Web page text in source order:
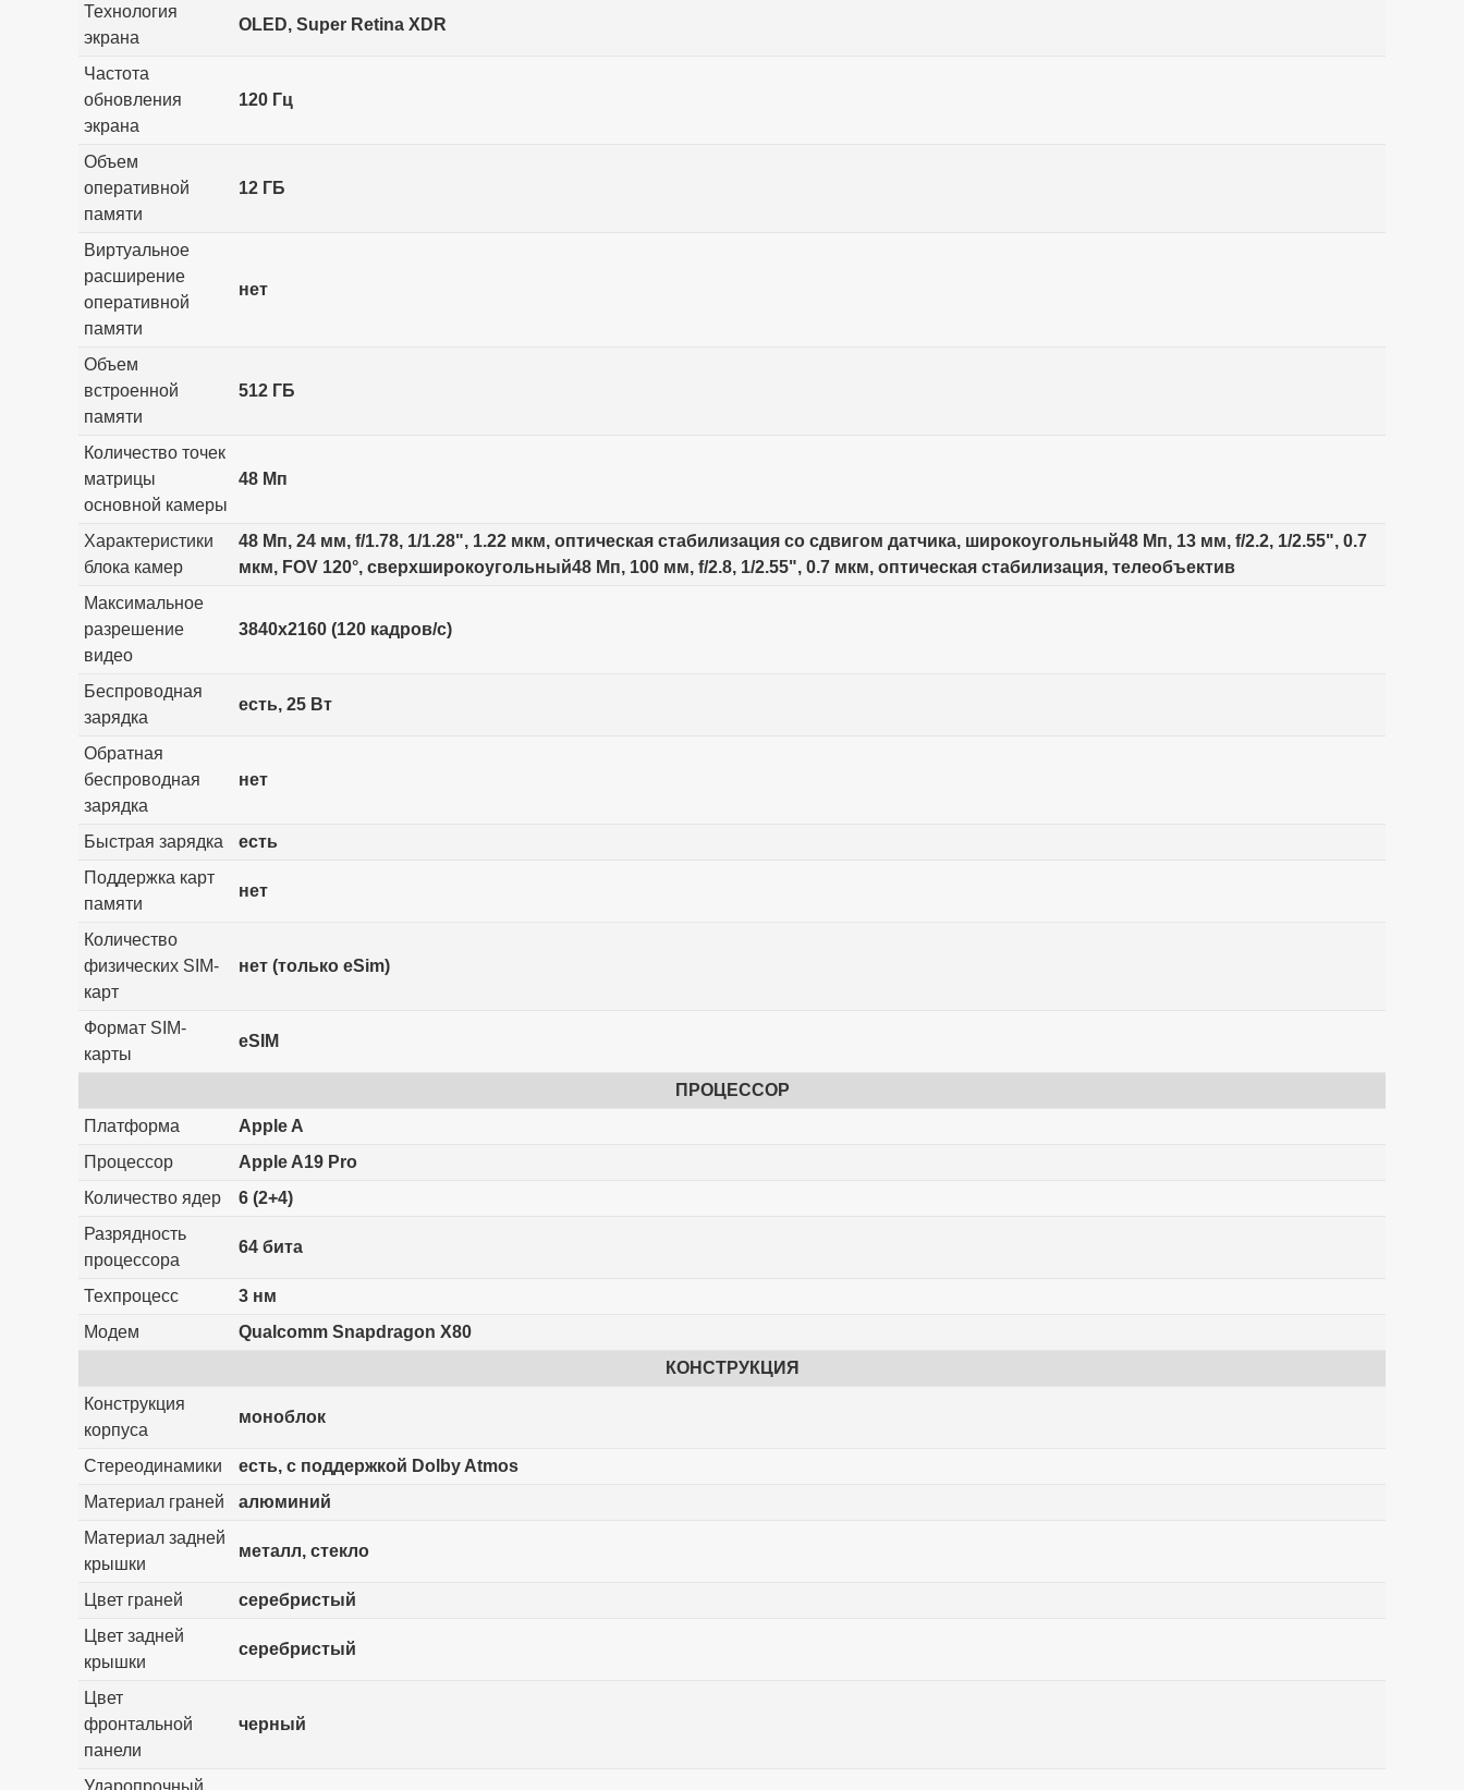
Технология
экрана
OLED, Super Retina XDR
Частота
обновления
экрана
120 Гц
Объем
оперативной
памяти
12 ГБ
Виртуальное
расширение
оперативной
памяти
нет
Объем
встроенной
памяти
512 ГБ
Количество точек
матрицы
основной камеры
48 Мп
Характеристики
блока камер
48 Мп, 24 мм, f/1.78, 1/1.28", 1.22 мкм, оптическая стабилизация со сдвигом датчика, широкоугольный48 Мп, 13 мм, f/2.2, 1/2.55", 0.7
мкм, FOV 120°, сверхширокоугольный48 Мп, 100 мм, f/2.8, 1/2.55", 0.7 мкм, оптическая стабилизация, телеобъектив
Максимальное
разрешение
видео
3840x2160 (120 кадров/с)
Беспроводная
зарядка
есть, 25 Вт
Обратная
беспроводная
зарядка
нет
Быстрая зарядка
есть
Поддержка карт
памяти
нет
Количество
физических SIM-
карт
нет (только eSim)
Формат SIM-
карты
eSIM
ПРОЦЕССОР
Платформа
Apple A
Процессор
Apple A19 Pro
Количество ядер
6 (2+4)
Разрядность
процессора
64 бита
Техпроцесс
3 нм
Модем
Qualcomm Snapdragon X80
КОНСТРУКЦИЯ
Конструкция
корпуса
моноблок
Стереодинамики
есть, с поддержкой Dolby Atmos
Материал граней
алюминий
Материал задней
крышки
металл, стекло
Цвет граней
серебристый
Цвет задней
крышки
серебристый
Цвет
фронтальной
панели
черный
Ударопрочный